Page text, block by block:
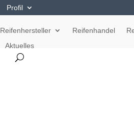
Profil
Reifenhersteller Reifenhandel
Aktuelles